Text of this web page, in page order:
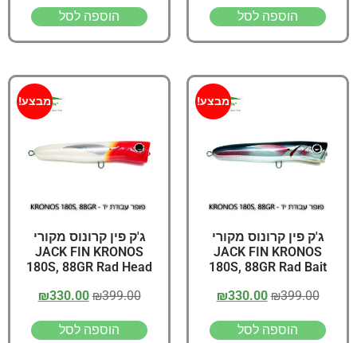
הוספה לסל הוספה לסל
מבצע!
ג'ק פין קרונוס מקורי
JACK FIN KRONOS
180S, 88GR Rad Bait
₪399.00
₪330.00
הוספה לסל
מבצע!
ג'ק פין קרונוס מקורי
JACK FIN KRONOS
180S, 88GR Rad Head
₪399.00
₪330.00
הוספה לסל